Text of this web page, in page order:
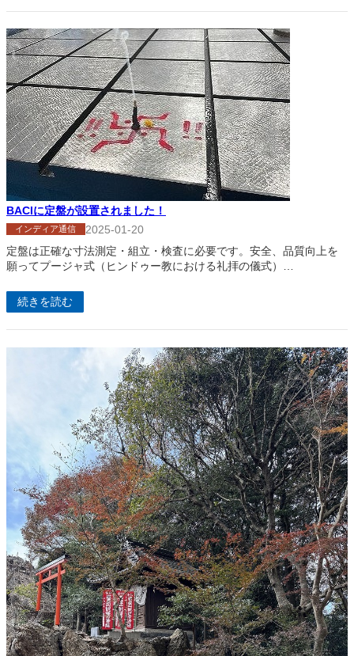
BACIに定盤が設置されました！
インディア通信
2025-01-20
定盤は正確な寸法測定・組立・検査に必要です。安全、品質向上を
願ってプージャ式（ヒンドゥー教における礼拝の儀式）…
続きを読む